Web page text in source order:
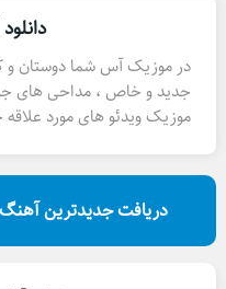
در موزیک آس شما دوستان و
جدید و خاص ، مداحی های
موزیک ویدئو های مورد علاقه
دریافت جدیدترین